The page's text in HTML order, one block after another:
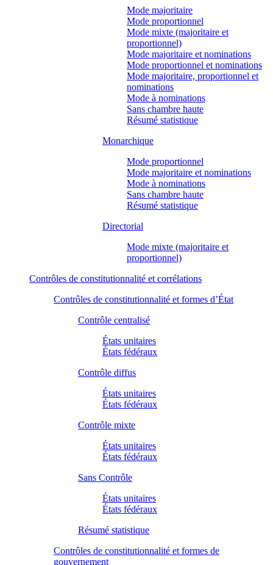
Mode majoritaire
Mode proportionnel
Mode mixte (majoritaire et
proportionnel)
Mode majoritaire et nominations
Mode proportionnel et nominations
Mode majoritaire, proportionnel et
nominations
Mode à nominations
Sans chambre haute
Résumé statistique
Monarchique
Mode proportionnel
Mode majoritaire et nominations
Mode à nominations
Sans chambre haute
Résumé statistique
Directorial
Mode mixte (majoritaire et
proportionnel)
Contrôles de constitutionnalité et corrélations
Contrôles de constitutionnalité et formes d’État
Contrôle centralisé
États unitaires
États fédéraux
Contrôle diffus
États unitaires
États fédéraux
Contrôle mixte
États unitaires
États fédéraux
Sans Contrôle
États unitaires
États fédéraux
Résumé statistique
Contrôles de constitutionnalité et formes de
gouvernement